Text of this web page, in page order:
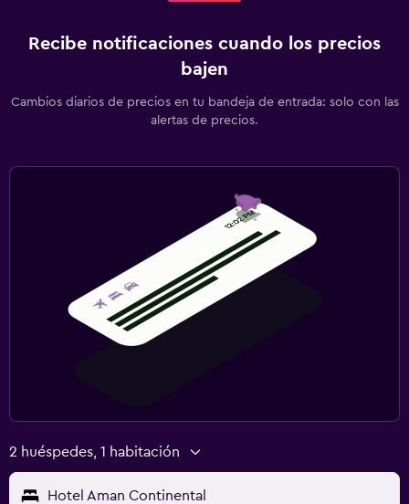
Recibe notificaciones cuando los precios
bajen
Cambios diarios de precios en tu bandeja de entrada: solo con las
alertas de precios.
2 huéspedes, 1 habitación
Hotel Aman Continental